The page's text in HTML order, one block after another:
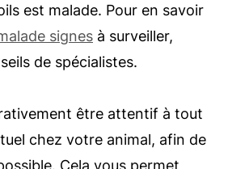
est malade. Pour en savoir
signes à surveiller,
de spécialistes.
être attentif à tout
chez votre animal, afin de
Cela vous permet